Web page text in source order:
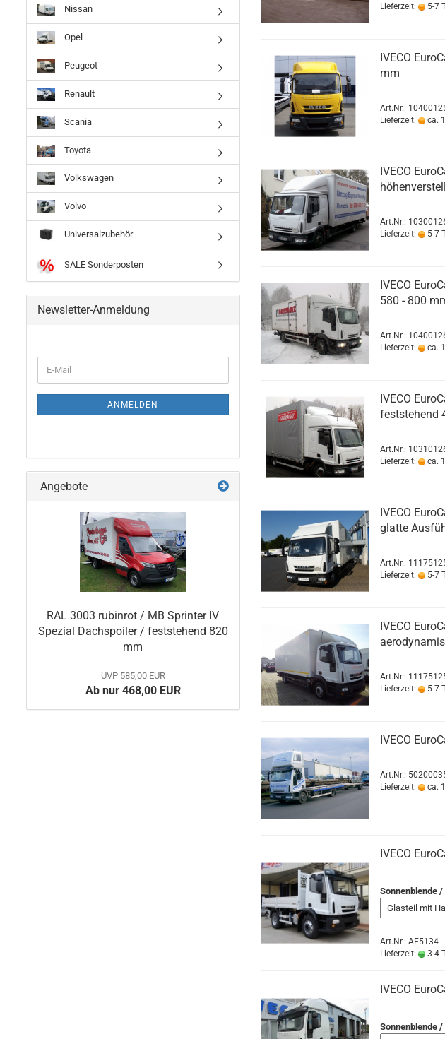
Lieferzeit:
5-7
IVECO
mm
Art.Nr.:
Lieferzeit:
ca.
IVECO
Art.Nr.:
Lieferzeit:
5-7
IVECO
580 - 800
Art.Nr.:
Lieferzeit:
ca.
IVECO
feststehend
Art.Nr.:
Lieferzeit:
ca.
IVECO
glatte
Art.Nr.:
Lieferzeit:
5-7
IVECO
Art.Nr.:
Lieferzeit:
5-7
IVECO
Art.Nr.:
Lieferzeit:
ca.
IVECO
Sonnenblende
Art.Nr.: AE5134
Lieferzeit:
3-4
IVECO
Sonnenblende
Nissan
Opel
Peugeot
Renault
Scania
Toyota
Volkswagen
Volvo
Universalzubehör
SALE Sonderposten
Newsletter-Anmeldung
ANMELDEN
Angebote
RAL 3003 rubinrot / MB Sprinter IV
Spezial Dachspoiler / feststehend 820
mm
UVP 585,00 EUR
Ab nur 468,00 EUR